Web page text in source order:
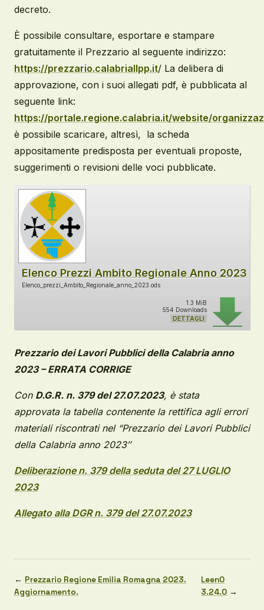
decreto.
È possibile consultare, esportare e stampare
gratuitamente il Prezzario al seguente indirizzo:
https://prezzario.calabriallpp.it/ La delibera di
approvazione, con i suoi allegati pdf, è pubblicata al
seguente link:
https://portale.regione.calabria.it/website/
è possibile scaricare, altresì, la scheda
appositamente predisposta per eventuali proposte,
suggerimenti o revisioni delle voci pubblicate.
Elenco Prezzi Ambito Regionale Anno 2023
Elenco_prezzi_Ambito_Regionale_anno_2023.ods
1.3 MiB
554 Downloads
DETTAGLI
Prezzario dei Lavori Pubblici della Calabria anno
2023 – ERRATA CORRIGE
Con D.G.R. n. 379 del 27.07.2023, è stata
approvata la tabella contenente la rettifica agli errori
materiali riscontrati nel “Prezzario dei Lavori Pubblici
della Calabria anno 2023″
Deliberazione n. 379 della seduta del 27 LUGLIO
2023
Allegato alla DGR n. 379 del 27.07.2023
← Prezzario Regione Emilia Romagna 2023.
Aggiornamento.
LeenO
3.24.0 →